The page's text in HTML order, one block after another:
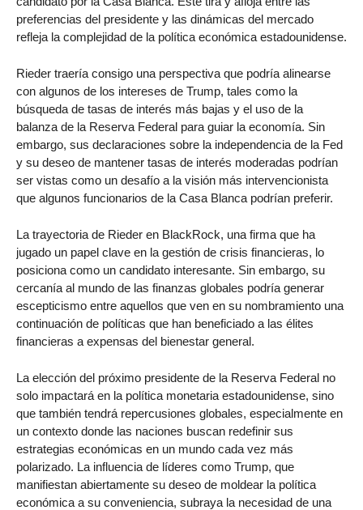
preferencias del presidente y las dinámicas del mercado
refleja la complejidad de la política económica estadounidense.
Rieder traería consigo una perspectiva que podría alinearse
con algunos de los intereses de Trump, tales como la
búsqueda de tasas de interés más bajas y el uso de la
balanza de la Reserva Federal para guiar la economía. Sin
embargo, sus declaraciones sobre la independencia de la Fed
y su deseo de mantener tasas de interés moderadas podrían
ser vistas como un desafío a la visión más intervencionista
que algunos funcionarios de la Casa Blanca podrían preferir.
La trayectoria de Rieder en BlackRock, una firma que ha
jugado un papel clave en la gestión de crisis financieras, lo
posiciona como un candidato interesante. Sin embargo, su
cercanía al mundo de las finanzas globales podría generar
escepticismo entre aquellos que ven en su nombramiento una
continuación de políticas que han beneficiado a las élites
financieras a expensas del bienestar general.
La elección del próximo presidente de la Reserva Federal no
solo impactará en la política monetaria estadounidense, sino
que también tendrá repercusiones globales, especialmente en
un contexto donde las naciones buscan redefinir sus
estrategias económicas en un mundo cada vez más
polarizado. La influencia de líderes como Trump, que
manifiestan abiertamente su deseo de moldear la política
económica a su conveniencia, subraya la necesidad de una